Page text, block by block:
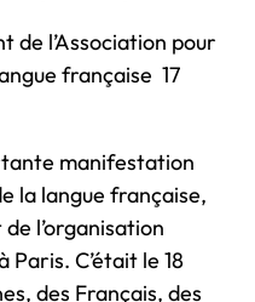
de l’Association pour
française 17
manifestation
la langue française,
l’organisation
Paris. C’était le 18
des Français, des